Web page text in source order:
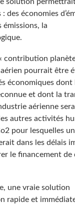
des économies
émissions, la
contribution
pourrait être
économiques dont
et dont la
aérienne
autres activités
pour lesquelles
dans les délais
le financement de
une vraie solution
rapide et